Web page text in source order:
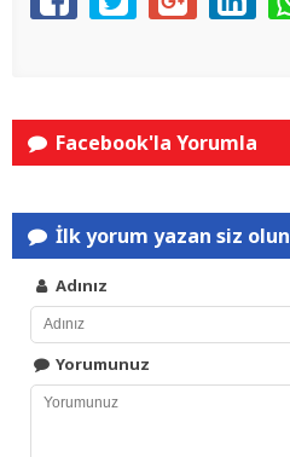
Facebook'la Yorumla
İlk yorum yazan siz olun
Adınız
Yorumunuz